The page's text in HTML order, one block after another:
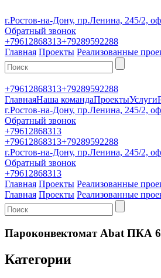
г.Ростов-на-Дону, пр.Ленина, 245/2,
Обратный звонок
+79612868313+79289592288
Главная Проекты Реализованные
+79612868313+79289592288
ГлавнаяНаша командаПроектыУслуги
г.Ростов-на-Дону, пр.Ленина, 245/2,
Обратный звонок
+79612868313
+79612868313+79289592288
г.Ростов-на-Дону, пр.Ленина, 245/2,
Обратный звонок
+79612868313
Главная Проекты Реализованные
Главная Проекты Реализованные
Пароконвектомат Abat ПКА
Категории